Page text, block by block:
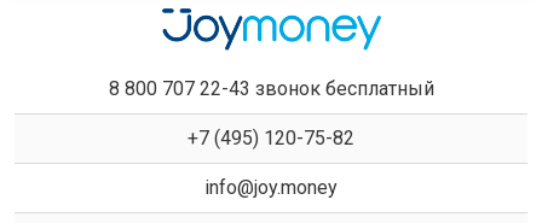
8 800 707 22-43 звонок бесплатный
+7 (495) 120-75-82
info@joy.money